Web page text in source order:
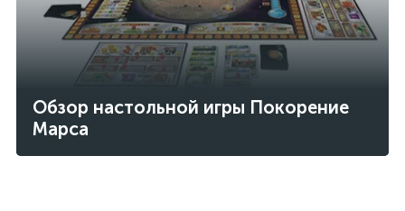
Обзор настольной игры Покорение
Марса